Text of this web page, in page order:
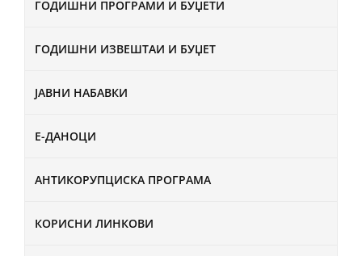
ГОДИШНИ ПРОГРАМИ И БУЏЕТИ
ГОДИШНИ ИЗВЕШТАИ И БУЏЕТ
ЈАВНИ НАБАВКИ
Е-ДАНОЦИ
АНТИКОРУПЦИСКА ПРОГРАМА
КОРИСНИ ЛИНКОВИ